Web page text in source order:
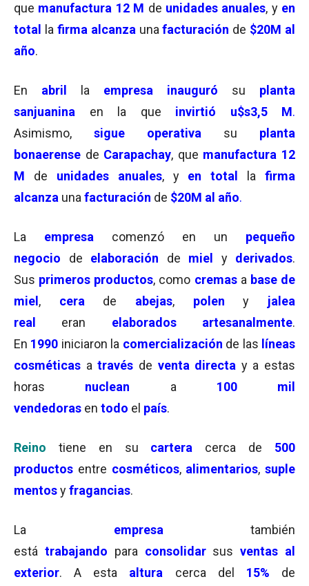
que manufactura 12 M de unidades anuales, y en
total
la firma alcanza unafacturación de $20M al
año.
En abril la empresa inauguró su planta
sanjuanina
en la que invirtió u$s3,5 M.
Asimismo, sigue operativa su planta
bonaerense de Carapachay, que manufactura 12
M
de unidades anuales, y en total la firma
alcanza una facturación de $20M al año.
La empresa comenzó en un pequeño
negocio de elaboración de miel y derivados.
Sus primeros productos, como cremas a base de
miel , cera de abejas, poleny jalea
real eran elaborados artesanalmente.
En 1990 iniciaron la comercialización de las líneas
cosméticas através de venta directa y a estas
horas nuclean a 100 mil
vendedoras en todo el país.
Reino tiene en su cartera cerca de 500
productos entre cosméticos, alimentarios, suple
mentosyfragancias.
La empresa también
está trabajando para consolidar susventas al
exterior. A esta altura cerca del 15% de